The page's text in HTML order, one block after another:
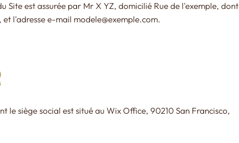
Site est assurée par Mr X YZ, domicilié Rue de l'exemple, dont
l'adresse e-mail modele@exemple.com.
le siège social est situé au Wix Office, 90210 San Francisco,